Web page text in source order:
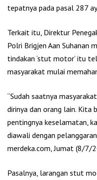
tepatnya pada pasal 287
Terkait itu, Direktur
Polri Brigjen Aan Suhanan
tindakan ‘stut motor’ itu
masyarakat mulai
“Sudah saatnya
dirinya dan orang lain. Kita
pentingnya keselamatan,
diawali dengan
merdeka.com, Jumat (8/7/
Pasalnya, larangan stut